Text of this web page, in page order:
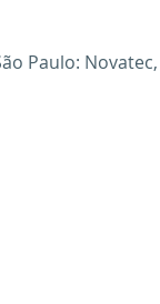
Paulo: Novatec,